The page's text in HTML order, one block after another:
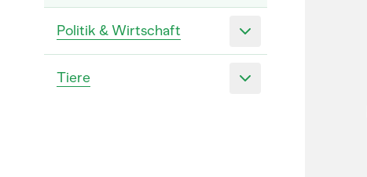
Politik & Wirtschaft
Tiere